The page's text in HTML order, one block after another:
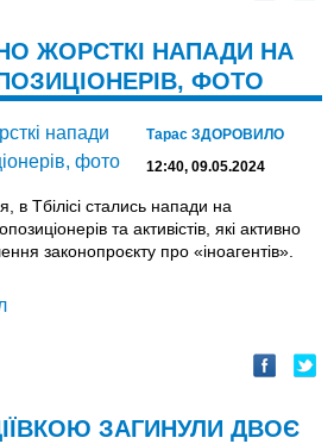
ЖОРСТКІ НАПАДИ НА
ФОТО
Тарас ЗДОРОВИЛО
12:40, 09.05.2024
в Тбілісі стались напади на
та активістів, які активно
законопроєкту про «іноагентів».
ЗАГИНУЛИ ДВОЄ